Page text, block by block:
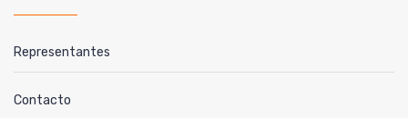
Representantes
Contacto